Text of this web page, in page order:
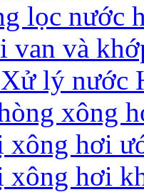
lọc nước
van và
lý nước
xông
xông hơi
xông hơi